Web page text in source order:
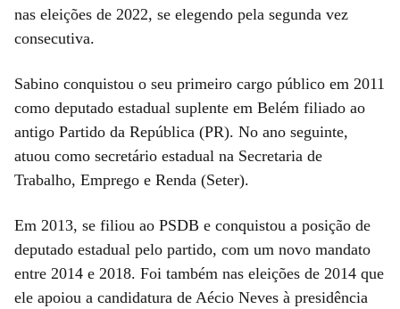
nas eleições de 2022, se elegendo pela segunda vez
consecutiva.
Sabino conquistou o seu primeiro cargo público em 2011
como deputado estadual suplente em Belém filiado ao
antigo Partido da República (PR). No ano seguinte,
atuou como secretário estadual na Secretaria de
Trabalho, Emprego e Renda (Seter).
Em 2013, se filiou ao PSDB e conquistou a posição de
deputado estadual pelo partido, com um novo mandato
entre 2014 e 2018. Foi também nas eleições de 2014 que
ele apoiou a candidatura de Aécio Neves à presidência